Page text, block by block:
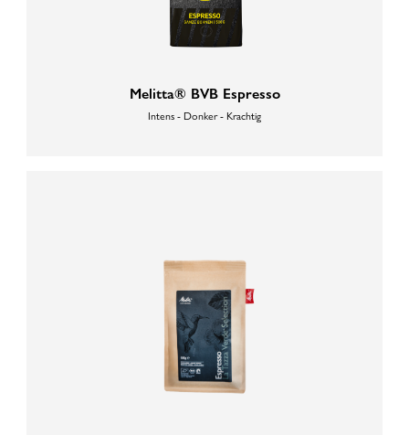
Melitta® BVB Espresso
Intens - Donker - Krachtig